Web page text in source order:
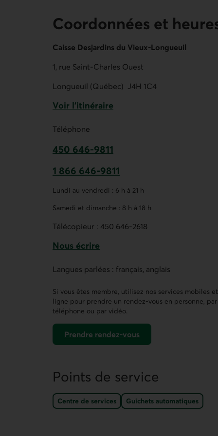
Coordonnées et
Caisse Desjardins du Vieux-Longueuil
1, rue Saint-Charles Ouest
Longueuil (Québec) J4H 1C4
Voir l'itinéraire
Téléphone
450 646-9811
1 866 646-9811
Lundi au vendredi : 6 h à 21 h
Samedi et dimanche : 8 h à 18 h
Télécopieur : 450 646-2618
Nous écrire
Langues parlées : français, anglais
Si vous êtes membre, utilisez nos services mobiles
ligne pour prendre un rendez-vous en personne, par
téléphone ou par vidéo.
Prendre rendez-vous
dans AccèsD
Points de service
Centre de services Guichets automatiques